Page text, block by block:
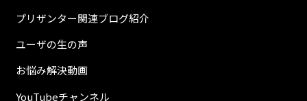
プリザンター関連ブログ紹介
ユーザの生の声
お悩み解決動画
YouTubeチャンネル